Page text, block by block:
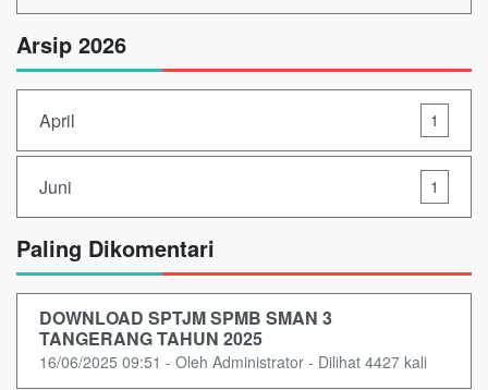
Arsip 2026
April 1
Juni 1
Paling Dikomentari
DOWNLOAD SPTJM SPMB SMAN 3
TANGERANG TAHUN 2025
16/06/2025 09:51 - Oleh Administrator - Dilihat 4427 kali